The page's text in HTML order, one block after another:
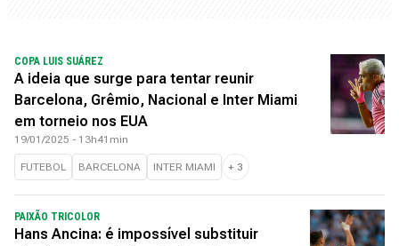
COPA LUIS SUÁREZ
A ideia que surge para tentar reunir
Barcelona, Grêmio, Nacional e Inter Miami
em torneio nos EUA
19/01/2025 - 13h41min
FUTEBOL BARCELONA INTER MIAMI + 3
PAIXÃO TRICOLOR
Hans Ancina: é impossível substituir